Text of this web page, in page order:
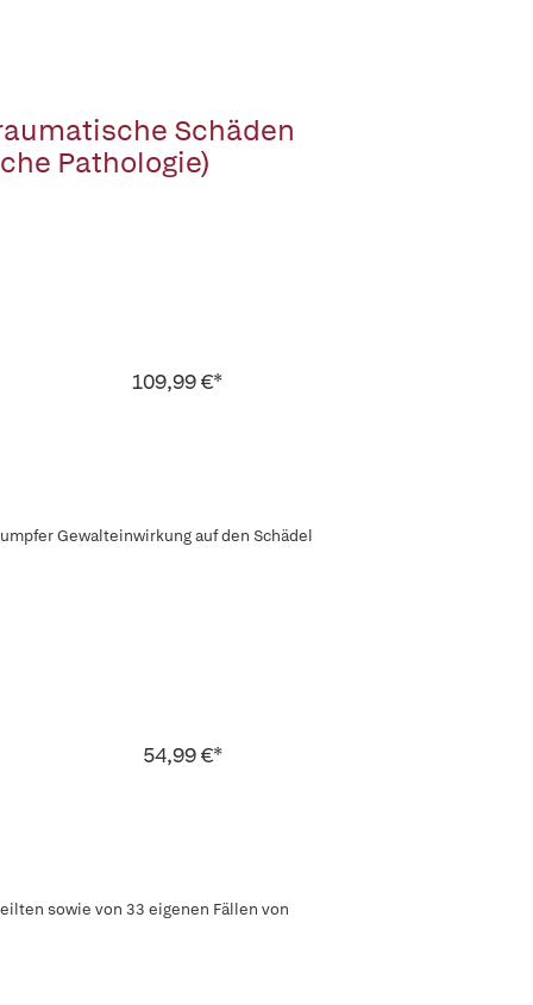
Schäden
Pathologie)
109,99 €*
Gewalteinwirkung auf den Schädel
54,99 €*
sowie von 33 eigenen Fällen von